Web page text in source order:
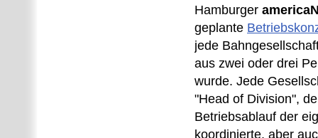
Hamburger
geplante
jede
aus zwei oder drei
wurde. Jede
"Head of Division",
Betriebsablauf der
koordinierte, aber